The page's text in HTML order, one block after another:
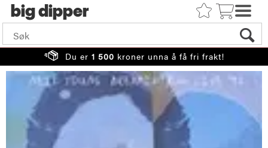
big
Du er 1 500 kroner unna å få fri frakt!